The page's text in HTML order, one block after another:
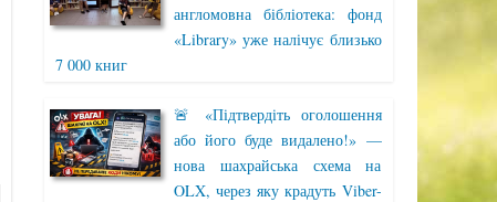
англомовна бібліотека: фонд
«Library» уже налічує близько
7 000 книг
🚨 «Підтвердіть оголошення
або його буде видалено!» —
нова шахрайська схема на
OLX, через яку крадуть Viber-